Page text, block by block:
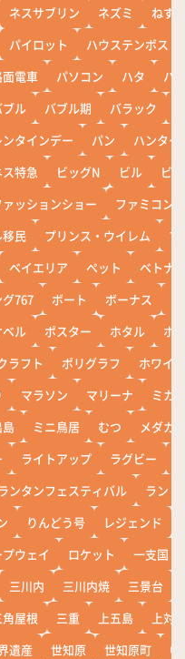
ネスサブリン ネズミ
ねず
パイロット
ハウステンボス
電車 パソコン ハタ
ハ
ブル バブル期 バラック
ンタインデー パン
ハンター
特急 ビッグN ビル
ビワ
ァッションショー
ファミコン
民 プリンス・ウイレム
ブ
ベイエリア ペット
ベトナ
767 ボート ボーナス
ベル ポスター ホタル
ホ
ラフト ポリグラフ
ホワイ
マラソン マリーナ
ミカ
島 ミニ鳥居 むつ
メダカ
ライトアップ ラグビー
ンタンフェスティバル
ランド
りんどう号 レジェンド
ウェイ ロケット
一支国
三川内 三川内焼 三景台
角屋根 三重 上五島
上対
遺産 世知原 世知原町
中